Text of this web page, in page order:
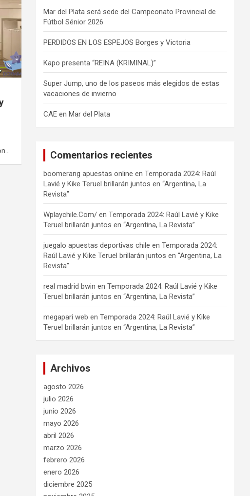
Mar del Plata será sede del Campeonato Provincial de
Fútbol Sénior 2026
PERDIDOS EN LOS ESPEJOS Borges y Victoria
Kapo presenta “REINA (KRIMINAL)”
Super Jump, uno de los paseos más elegidos de estas
vacaciones de invierno
CAE en Mar del Plata
Comentarios recientes
boomerang apuestas online enTemporada 2024: Raúl
Lavié y Kike Teruel brillarán juntos en “Argentina, La
Revista”
Wplaychile.Com/ enTemporada 2024: Raúl Lavié y Kike
Teruel brillarán juntos en “Argentina, La Revista”
juegalo apuestas deportivas chile enTemporada 2024:
Raúl Lavié y Kike Teruel brillarán juntos en “Argentina, La
Revista”
real madrid bwin enTemporada 2024: Raúl Lavié y Kike
Teruel brillarán juntos en “Argentina, La Revista”
megapari web enTemporada 2024: Raúl Lavié y Kike
Teruel brillarán juntos en “Argentina, La Revista”
Archivos
agosto 2026
julio 2026
junio 2026
mayo 2026
abril 2026
marzo 2026
febrero 2026
enero 2026
diciembre 2025